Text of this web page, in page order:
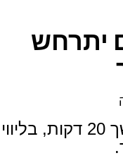
יתרחש
מתבצע במושב עין ורד במשך 20 דקות, בליווי